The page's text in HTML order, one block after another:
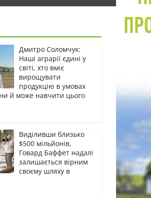
Дмитро Соломчук:
Наші аграрії єдині у
світі, хто вміє
вирощувати
продукцію в умовах
й може навчити цього
Виділивши близько
$500 мільйонів,
Говард Баффет надалі
залишається вірним
своєму шляху в